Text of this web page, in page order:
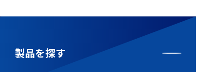
製品を探す